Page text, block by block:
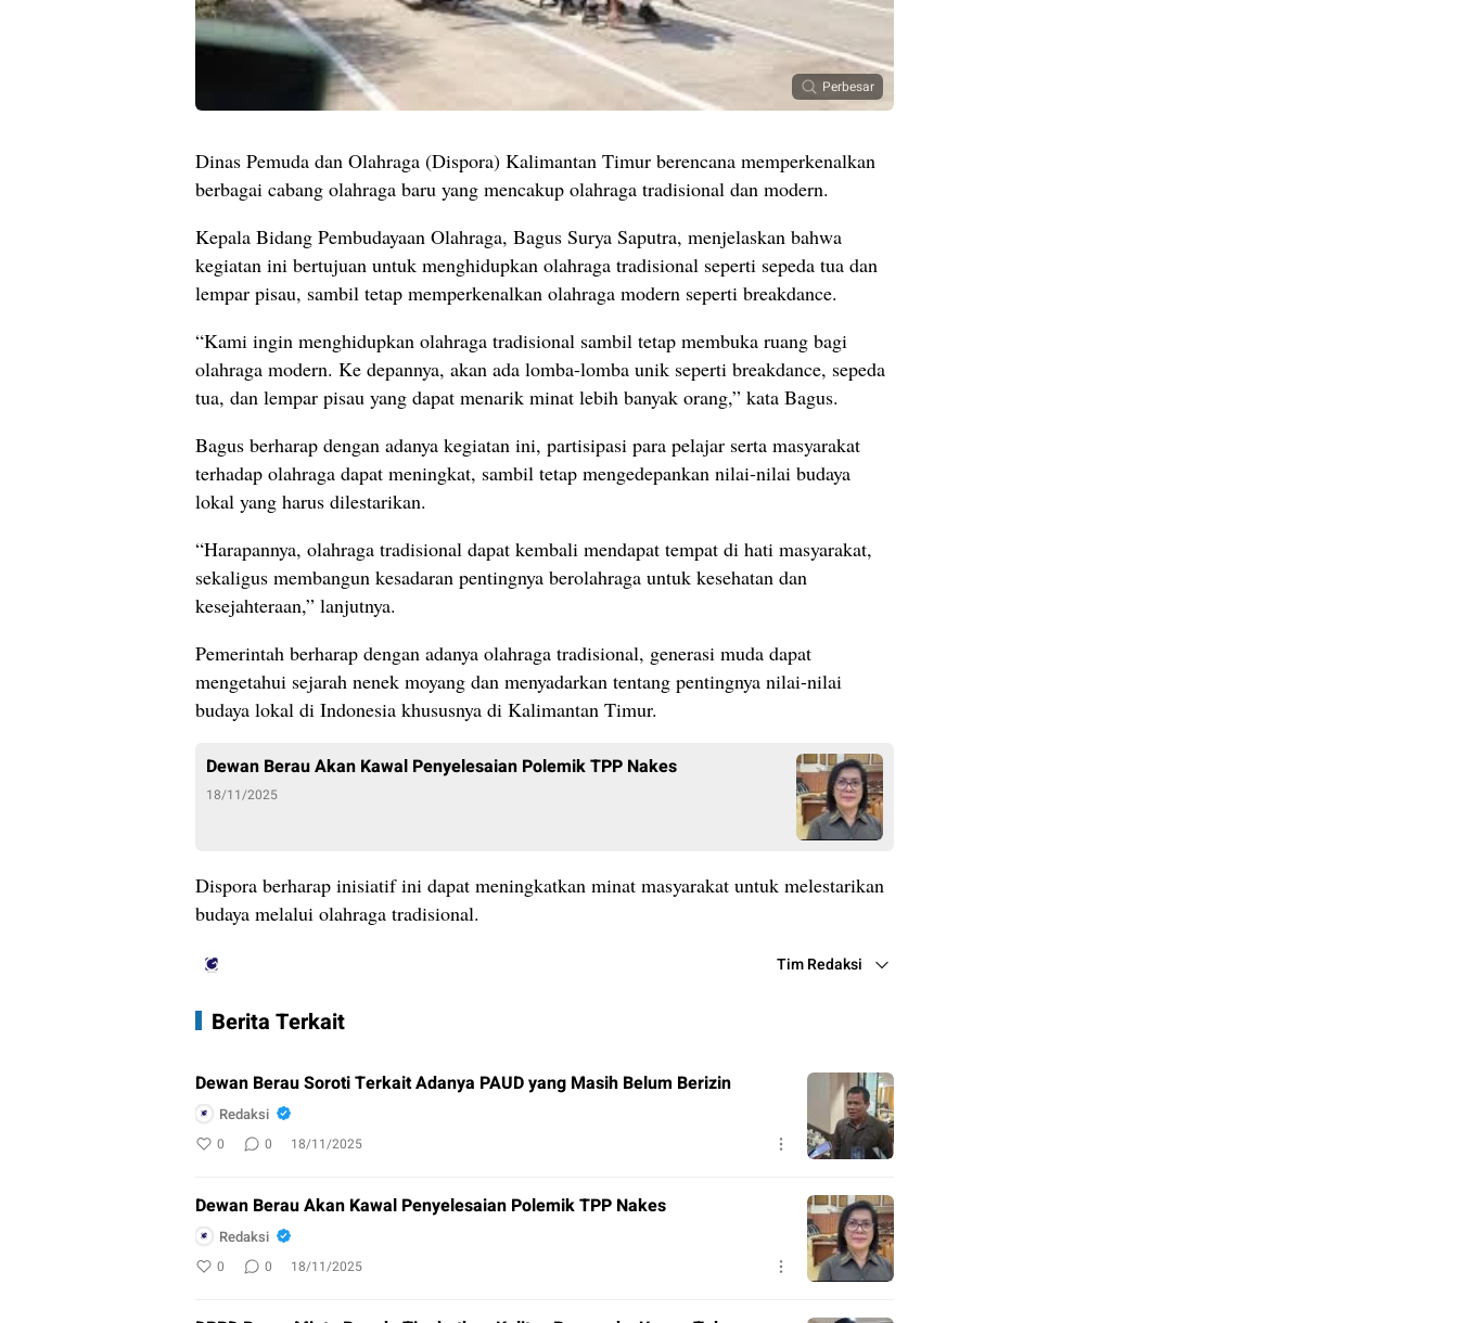
Perbesar
Dinas Pemuda dan Olahraga (Dispora) Kalimantan Timur berencana memperkenalkan
berbagai cabang olahraga baru yang mencakup olahraga tradisional dan modern.
Kepala Bidang Pembudayaan Olahraga, Bagus Surya Saputra, menjelaskan bahwa
kegiatan ini bertujuan untuk menghidupkan olahraga tradisional seperti sepeda tua dan
lempar pisau, sambil tetap memperkenalkan olahraga modern seperti breakdance.
“Kami ingin menghidupkan olahraga tradisional sambil tetap membuka ruang bagi
olahraga modern. Ke depannya, akan ada lomba-lomba unik seperti breakdance, sepeda
tua, dan lempar pisau yang dapat menarik minat lebih banyak orang,” kata Bagus.
Bagus berharap dengan adanya kegiatan ini, partisipasi para pelajar serta masyarakat
terhadap olahraga dapat meningkat, sambil tetap mengedepankan nilai-nilai budaya
lokal yang harus dilestarikan.
“Harapannya, olahraga tradisional dapat kembali mendapat tempat di hati masyarakat,
sekaligus membangun kesadaran pentingnya berolahraga untuk kesehatan dan
kesejahteraan,” lanjutnya.
Pemerintah berharap dengan adanya olahraga tradisional, generasi muda dapat
mengetahui sejarah nenek moyang dan menyadarkan tentang pentingnya nilai-nilai
budaya lokal di Indonesia khususnya di Kalimantan Timur.
Dewan Berau Akan Kawal Penyelesaian Polemik TPP Nakes
18/11/2025
Dispora berharap inisiatif ini dapat meningkatkan minat masyarakat untuk melestarikan
budaya melalui olahraga tradisional.
Tim Redaksi
Berita Terkait
Dewan Berau Soroti Terkait Adanya PAUD yang Masih Belum Berizin
Redaksi
0 0 18/11/2025
Dewan Berau Akan Kawal Penyelesaian Polemik TPP Nakes
Redaksi
0 0 18/11/2025